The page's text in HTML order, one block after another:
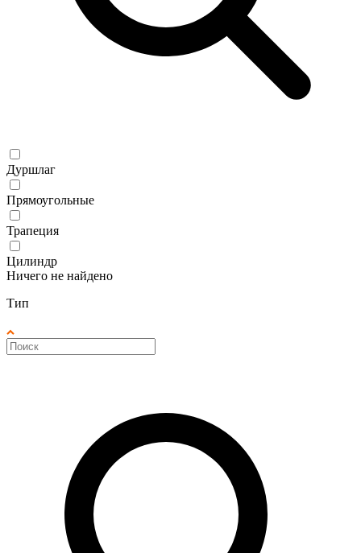
Дуршлаг
Прямоугольные
Трапеция
Цилиндр
Ничего не найдено
Тип